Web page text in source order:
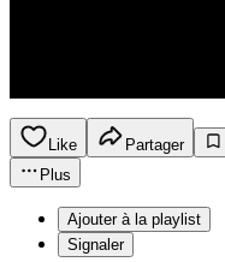
Like Partager
Plus
Ajouter à la playlist
Signaler